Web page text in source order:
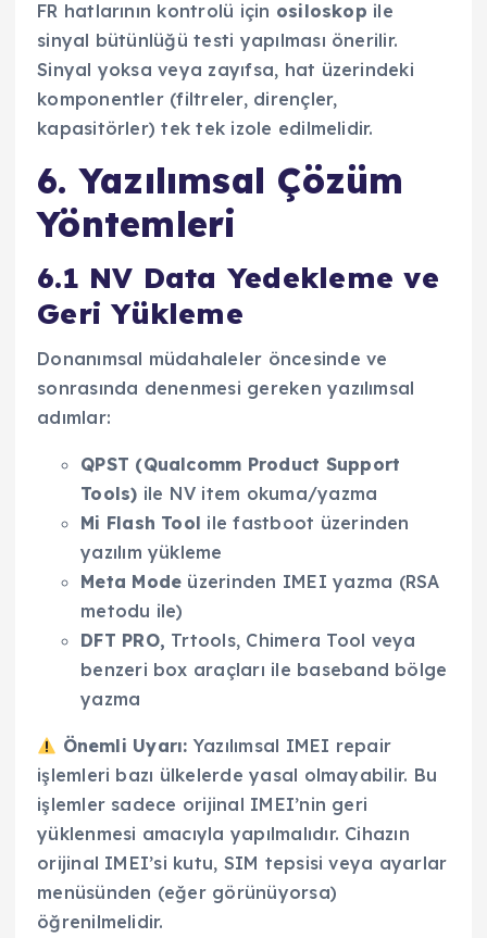
FR hatlarının kontrolü için osiloskop ile
sinyal bütünlüğü testi yapılması önerilir.
Sinyal yoksa veya zayıfsa, hat üzerindeki
komponentler (filtreler, dirençler,
kapasitörler) tek tek izole edilmelidir.
6. Yazılımsal Çözüm
Yöntemleri
6.1 NV Data Yedekleme ve
Geri Yükleme
Donanımsal müdahaleler öncesinde ve
sonrasında denenmesi gereken yazılımsal
adımlar:
QPST (Qualcomm Product Support
Tools) ile NV item okuma/yazma
Mi Flash Tool ile fastboot üzerinden
yazılım yükleme
Meta Mode üzerinden IMEI yazma (RSA
metodu ile)
DFT PRO, Trtools, Chimera Tool veya
benzeri box araçları ile baseband bölge
yazma
Önemli Uyarı: Yazılımsal IMEI repair
işlemleri bazı ülkelerde yasal olmayabilir. Bu
işlemler sadece orijinal IMEI’nin geri
yüklenmesi amacıyla yapılmalıdır. Cihazın
orijinal IMEI’si kutu, SIM tepsisi veya ayarlar
menüsünden (eğer görünüyorsa)
öğrenilmelidir.